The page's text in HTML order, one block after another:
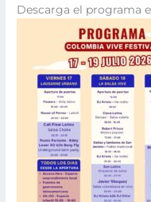
Descarga el programa